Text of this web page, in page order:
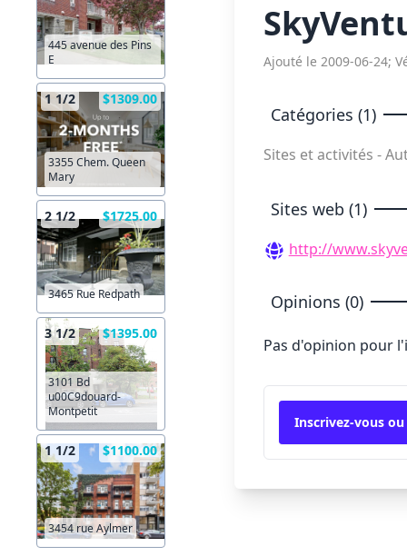
445 avenue des Pins
E
1 1/2 $1309.00
3355 Chem. Queen
Mary
2 1/2 $1725.00
3465 Rue Redpath
3 1/2 $1395.00
3101 Bd
u00C9douard-
Montpetit
1 1/2 $1100.00
3454 rue Aylmer
Ajouté le 2009-06-24;
Catégories (1)
Sites et activités -
Sites web (1)
http://
Opinions (0)
Pas d'opinion pour
Inscrivez-vous